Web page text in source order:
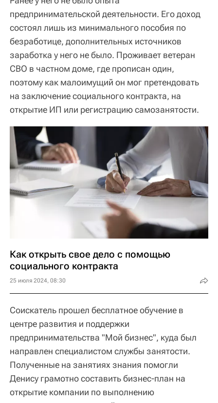
предпринимательской деятельности. Его доход
состоял лишь из минимального пособия по
безработице, дополнительных источников
заработка у него не было. Проживает ветеран
СВО в частном доме, где прописан один,
поэтому как малоимущий он мог претендовать
на заключение социального контракта, на
открытие ИП или регистрацию самозанятости.
Как открыть свое дело с помощью
социального контракта
25 июля 2024, 08:30
Соискатель прошел бесплатное обучение в
центре развития и поддержки
предпринимательства "Мой бизнес", куда был
направлен специалистом службы занятости.
Полученные на занятиях знания помогли
Денису грамотно составить бизнес-план на
открытие компании по выполнению